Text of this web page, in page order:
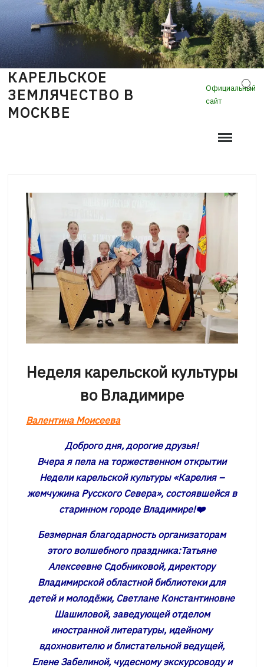
to
content
КАРЕЛЬСКОЕ
ЗЕМЛЯЧЕСТВО В
МОСКВЕ
Официальный
сайт
Неделя карельской культуры
во Владимире
Валентина Моисеева
Доброго дня, дорогие друзья!
Вчера я пела на торжественном открытии
Недели карельской культуры «Карелия –
жемчужина Русского Севера», состоявшейся в
старинном городе Владимире!❤️
Безмерная благодарность организаторам
этого волшебногопраздника:Татьяне
Алексеевне Сдобниковой, директору
Владимирской областной библиотеки для
детей и молодёжи, Светлане Константиновне
Шашиловой, заведующей отделом
иностранной литературы, идейному
вдохновителю и блистательной ведущей,
Елене Забелиной, чудесному экскурсоводу и